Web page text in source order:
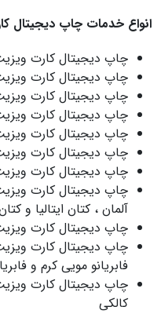
انواع خدمات چاپ دیجیتال
چاپ دیجیتال کارت
چاپ دیجیتال کارت
چاپ دیجیتال کارت
چاپ دیجیتال کارت
چاپ دیجیتال کارت ویزیت
چاپ دیجیتال کارت ویزیت
چاپ دیجیتال کارت ویزیت
چاپ دیجیتال کارت
آلمان ، کتان ایتالیا و
چاپ دیجیتال کارت
چاپ دیجیتال کارت ویزیت
فابریانو مویی کرم و
چاپ دیجیتال کارت
کالکی